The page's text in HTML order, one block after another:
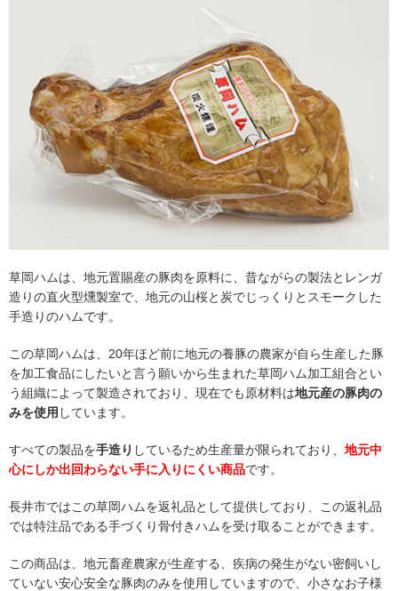
草岡ハムは、地元置賜産の豚肉を原料に、昔ながらの製法とレンガ
造りの直火型燻製室で、地元の山桜と炭でじっくりとスモークした
手造りのハムです。
この草岡ハムは、20年ほど前に地元の養豚の農家が自ら生産した豚
を加工食品にしたいと言う願いから生まれた草岡ハム加工組合とい
う組織によって製造されており、現在でも原材料は地元産の豚肉の
みを使用 しています。
すべての製品を手造り しているため生産量が限られており、 地元中
心にしか出回わらない手に入りにくい商品です。
長井市ではこの草岡ハムを返礼品として提供しており、この返礼品
では特注品である手づくり骨付きハムを受け取ることができます。
この商品は、地元畜産農家が生産する、疾病の発生がない密飼いし
ていない安心安全な豚肉のみを使用していますので、小さなお子様